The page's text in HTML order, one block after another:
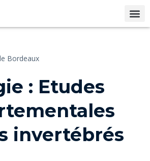
Bordeaux
: Etudes
invertébrés